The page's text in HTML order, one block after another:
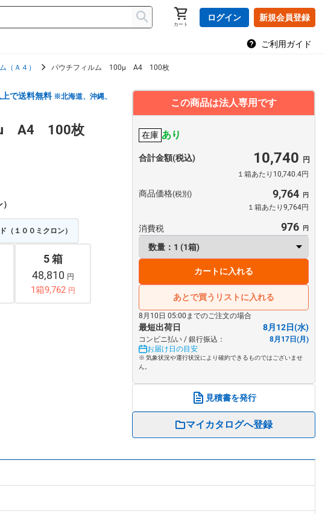
カート
ログイン 新規会員登録
ご利用ガイド
（Ａ４） パウチフィルム 100μ A4 100枚
で送料無料 ※北海道、沖縄、
A4 100枚
（１００ミクロン）
5 箱
48,810 円
1箱9,762 円
この商品は法人専用です
在庫 あり
合計金額(税込) 10,740
１箱あたり10,740.4円
商品価格(税別) 9,764
１箱あたり9,764円
消費税 976
カートに入れる
あとで買うリストに入れる
8月10日 05:00までのご注文の場合
最短出荷日 8月12日(水)
コンビニ払い / 銀行振込：
8月17日(月)
お届け日の目安
※ 気象状況や運行状況により確約できるものではございませ
ん。
見積書を発行
マイカタログへ登録